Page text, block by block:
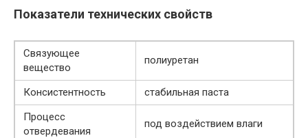
Показатели технических свойств
Связующее
вещество
полиуретан
Консистентность
стабильная паста
Процесс
отвердевания
под воздействием влаги